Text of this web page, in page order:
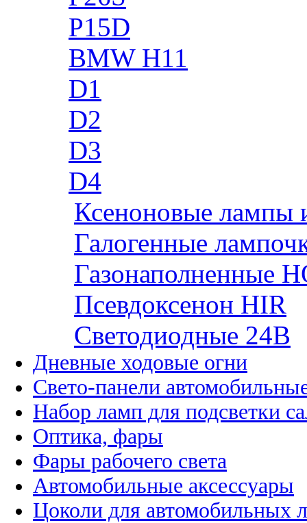
P15D
BMW H11
D1
D2
D3
D4
Ксеноновые лампы
Галогенные
Газонаполненные
Псевдоксенон HIR
Cветодиодные 24B
Дневные ходовые огни
Свето-панели
Набор ламп для подсветки
Оптика, фары
Фары рабочего света
Автомобильные аксессуары
Цоколи для автомобильных